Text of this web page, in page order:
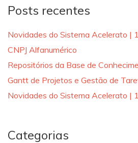
Posts recentes
Novidades do Sistema Acelerato |
CNPJ Alfanumérico
Repositórios da Base de
Gantt de Projetos e Gestão de
Novidades do Sistema Acelerato |
Categorias